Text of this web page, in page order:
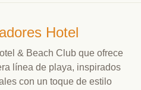
Hotel
& Beach Club que ofrece
línea de playa, inspirados
con un toque de estilo